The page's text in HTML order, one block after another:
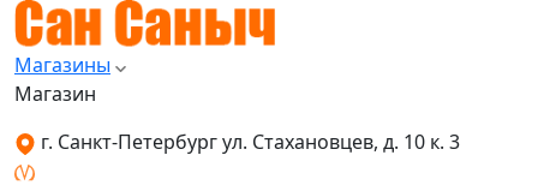
Магазины
Магазин
г. Санкт-Петербург ул. Стахановцев, д. 10 к. 3